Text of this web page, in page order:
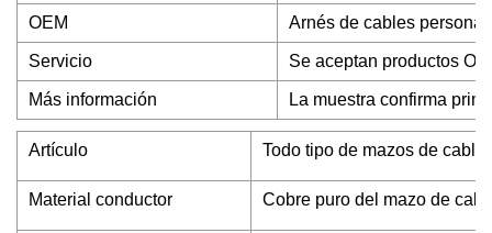
OEM Arnés de cables
Servicio Se aceptan productos
Más información La muestra confirma
Artículo Todo tipo de mazos de
Material conductor Cobre puro del mazo de